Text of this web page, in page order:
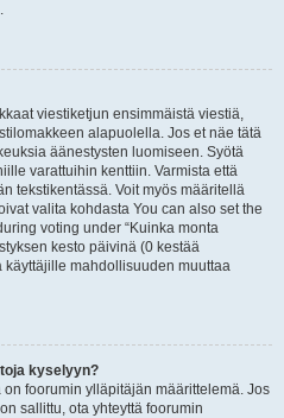
viestiketjun ensimmäistä viestiä,
alapuolella. Jos et näe tätä
äänestysten luomiseen. Syötä
varattuihin kenttiin. Varmista että
tekstikentässä. Voit myös määritellä
valita kohdasta You can also set the
voting under “Kuinka monta
kesto päivinä (0 kestää
käyttäjille mahdollisuuden muuttaa
kyselyyn?
foorumin ylläpitäjän määrittelemä. Jos
sallittu, ota yhteyttä foorumin